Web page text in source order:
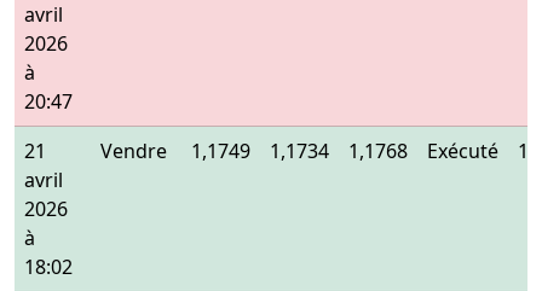
avril
2026
à
20:47
21
avril
2026
à
18:02
Vendre 1,1749 1,1734 1,1768 Exécuté